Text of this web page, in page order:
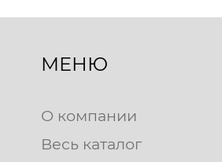
МЕНЮ
О компании
Весь каталог